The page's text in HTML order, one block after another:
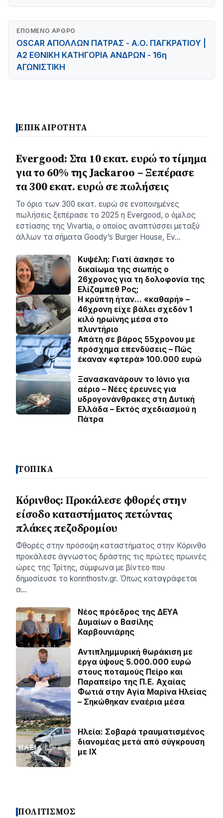
ΕΠΌΜΕΝΟ ΆΡΘΡΟ
OSCAR ΑΠΟΛΛΩΝ ΠΑΤΡΑΣ - Α.Ο. ΠΑΓΚΡΑΤΙΟΥ |
Α2 ΕΘΝΙΚΗ ΚΑΤΗΓΟΡΙΑ ΑΝΔΡΩΝ - 16η
ΑΓΩΝΙΣΤΙΚΗ
ΕΠΙΚΑΙΡΟΤΗΤΑ
Evergood: Στα 10 εκατ. ευρώ το τίμημα
για το 60% της Jackaroo – Ξεπέρασε
τα 300 εκατ. ευρώ σε πωλήσεις
Το όριο των 300 εκατ. ευρώ σε ενοποιημένες
πωλήσεις ξεπέρασε το 2025 η Evergood, ο όμιλος
εστίασης της Vivartia, ο οποίος αναπτύσσει μεταξύ
άλλων τα σήματα Goody’s Burger House, Ev…
Κυψέλη: Γιατί άσκησε το
δικαίωμα της σιωπής ο
26χρονος για τη δολοφονία της
Ελίζαμπεθ Ρος;
Η κρύπτη ήταν… «καθαρή» –
46χρονη είχε βάλει σχεδόν 1
κιλό ηρωίνης μέσα στο
πλυντήριο
Απάτη σε βάρος 55χρονου με
πρόσχημα επενδύσεις – Πώς
έκαναν «φτερά» 100.000 ευρώ
Ξανασκανάρουν το Ιόνιο για
αέριο – Νέες έρευνες για
υδρογονάνθρακες στη Δυτική
Ελλάδα – Εκτός σχεδιασμού η
Πάτρα
ΤΟΠΙΚΑ
Κόρινθος: Προκάλεσε φθορές στην
είσοδο καταστήματος πετώντας
πλάκες πεζοδρομίου
Φθορές στην πρόσοψη καταστήματος στην Κόρινθο
προκάλεσε άγνωστος δράστης τις πρώτες πρωινές
ώρες της Τρίτης, σύμφωνα με βίντεο που
δημοσίευσε το korinthostv.gr. Όπως καταγράφεται
α…
Νέος πρόεδρος της ΔΕΥΑ
Δυμαίων ο Βασίλης
Καρβουνιάρης
Αντιπλημμυρική θωράκιση με
έργα ύψους 5.000.000 ευρώ
στους ποταμούς Πείρο και
Παραπείρο της Π.Ε. Αχαίας
Φωτιά στην Aγία Μαρίνα Ηλείας
– Σηκώθηκαν εναέρια μέσα
Ηλεία: Σοβαρά τραυματισμένος
διανομέας μετά από σύγκρουση
με ΙΧ
ΠΟΛΙΤΙΣΜΟΣ